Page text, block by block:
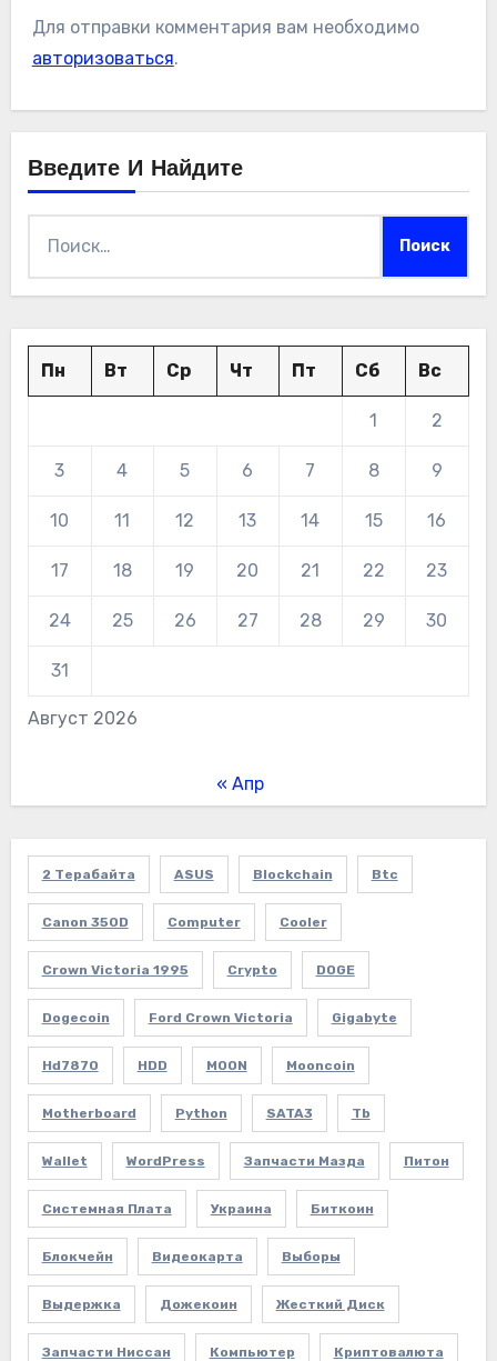
Для отправки комментария вам необходимо
авторизоваться.
Введите И Найдите
Август 2026
Пн Вт Ср Чт Пт Сб Вс
1 2
3 4 5 6 7 8 9
10 11 12 13 14 15 16
17 18 19 20 21 22 23
24 25 26 27 28 29 30
31
« Апр
2 Терабайта ASUS Blockchain Btc
Canon 350D Computer Cooler
Crown Victoria 1995 Crypto DOGE
Dogecoin Ford Crown Victoria Gigabyte
Hd7870 HDD MOON Mooncoin
Motherboard Python SATA3 Tb
Wallet WordPress Запчасти Мазда Питон
Системная Плата Украина Биткоин
Блокчейн Видеокарта Выборы
Выдержка Дожекоин Жесткий Диск
Запчасти Ниссан Компьютер Криптовалюта